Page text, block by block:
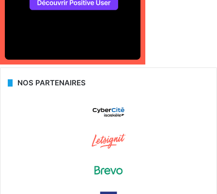
NOS PARTENAIRES